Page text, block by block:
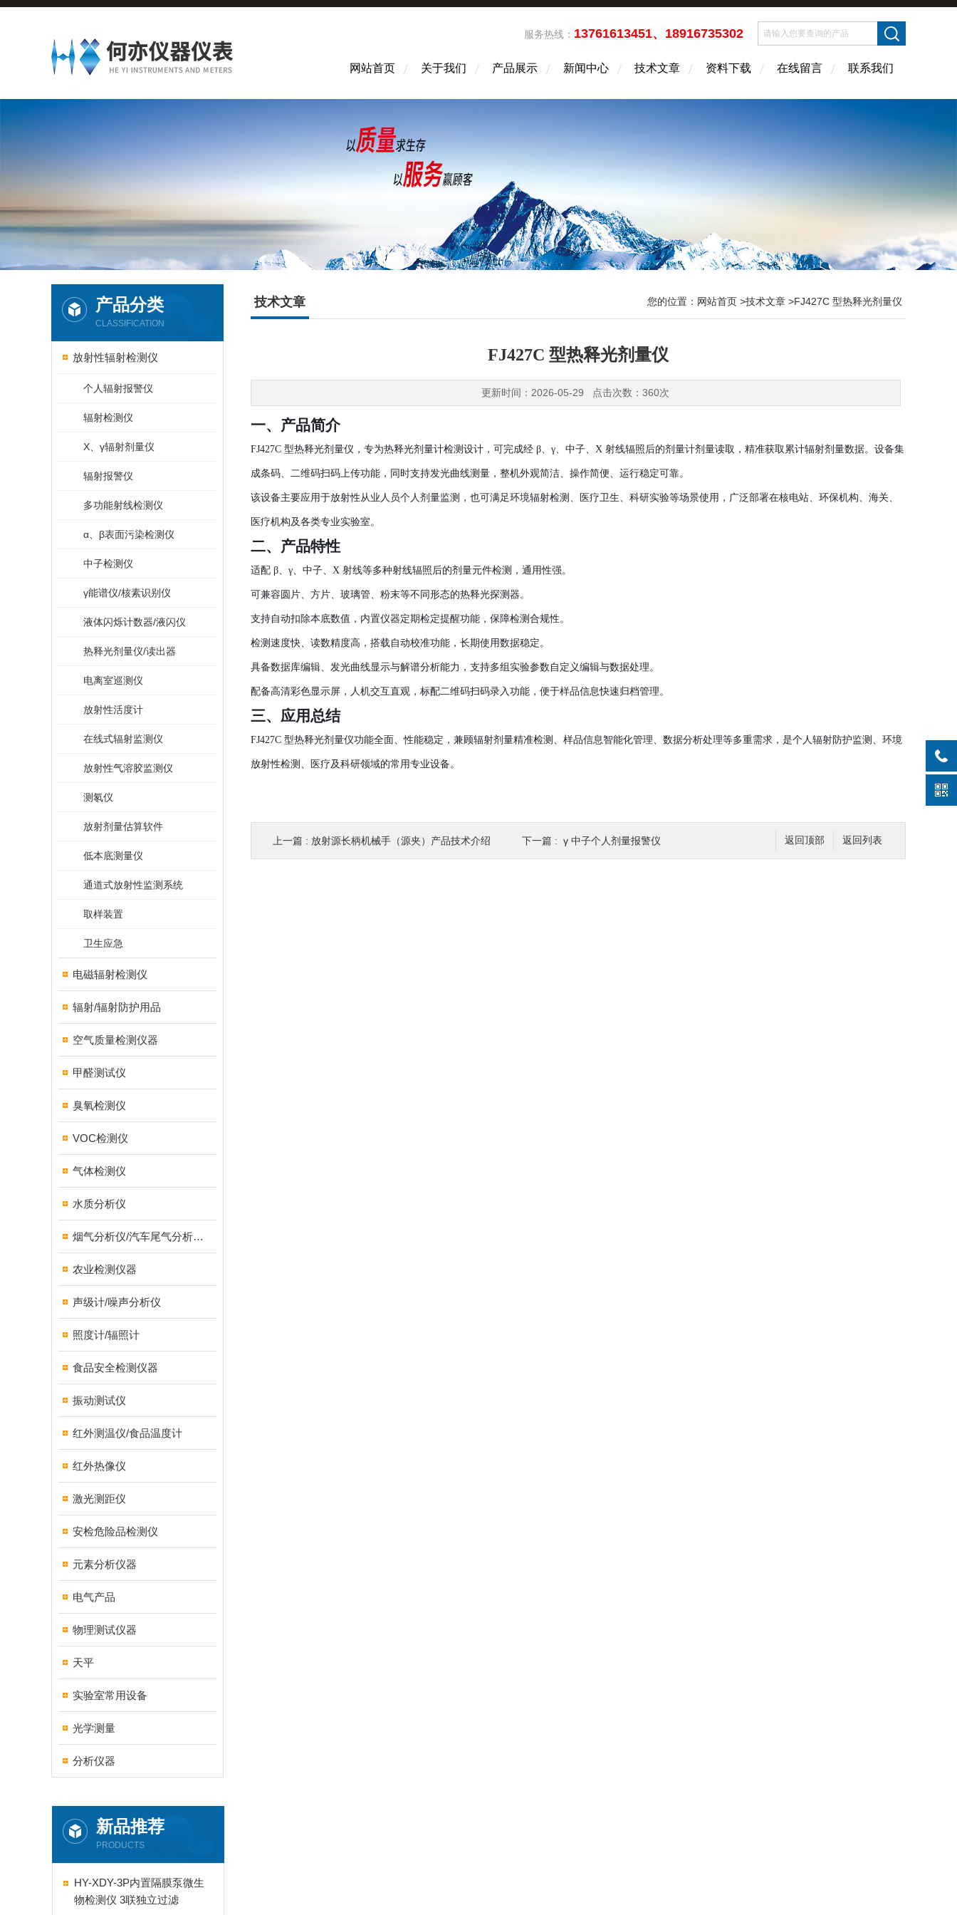
服务热线： 13761613451、18916735302
网站首页 关于我们 产品展示 新闻中心 技术文章 资料下载 在线留言 联系我们
产品分类
CLASSIFICATION
放射性辐射检测仪
个人辐射报警仪
辐射检测仪
X、γ辐射剂量仪
辐射报警仪
多功能射线检测仪
α、β表面污染检测仪
中子检测仪
γ能谱仪/核素识别仪
液体闪烁计数器/液闪仪
热释光剂量仪/读出器
电离室巡测仪
放射性活度计
在线式辐射监测仪
放射性气溶胶监测仪
测氡仪
放射剂量估算软件
低本底测量仪
通道式放射性监测系统
取样装置
卫生应急
电磁辐射检测仪
辐射/辐射防护用品
空气质量检测仪器
甲醛测试仪
臭氧检测仪
VOC检测仪
气体检测仪
水质分析仪
烟气分析仪/汽车尾气分析仪/转速表/汽车维修检测设备
农业检测仪器
声级计/噪声分析仪
照度计/辐照计
食品安全检测仪器
振动测试仪
红外测温仪/食品温度计
红外热像仪
激光测距仪
安检危险品检测仪
元素分析仪器
电气产品
物理测试仪器
天平
实验室常用设备
光学测量
分析仪器
新品推荐
PRODUCTS
HY-XDY-3P内置隔膜泵微生
物检测仪 3联独立过滤
技术文章 您的位置： 网站首页 >技术文章 >FJ427C 型热释光剂量仪
FJ427C 型热释光剂量仪
更新时间：2026-05-29 点击次数：360次
一、产品简介
FJ427C 型热释光剂量仪，专为热释光剂量计检测设计，可完成经 β、γ、中子、X 射线辐照后的剂量计剂量读取，精准获取累计辐射剂量数据。设备集
成条码、二维码扫码上传功能，同时支持发光曲线测量，整机外观简洁、操作简便、运行稳定可靠。
该设备主要应用于放射性从业人员个人剂量监测，也可满足环境辐射检测、医疗卫生、科研实验等场景使用，广泛部署在核电站、环保机构、海关、
医疗机构及各类专业实验室。
二、产品特性
适配 β、γ、中子、X 射线等多种射线辐照后的剂量元件检测，通用性强。
可兼容圆片、方片、玻璃管、粉末等不同形态的热释光探测器。
支持自动扣除本底数值，内置仪器定期检定提醒功能，保障检测合规性。
检测速度快、读数精度高，搭载自动校准功能，长期使用数据稳定。
具备数据库编辑、发光曲线显示与解谱分析能力，支持多组实验参数自定义编辑与数据处理。
配备高清彩色显示屏，人机交互直观，标配二维码扫码录入功能，便于样品信息快速归档管理。
三、应用总结
FJ427C 型热释光剂量仪功能全面、性能稳定，兼顾辐射剂量精准检测、样品信息智能化管理、数据分析处理等多重需求，是个人辐射防护监测、环境
放射性检测、医疗及科研领域的常用专业设备。
返回列表
返回顶部
上一篇 : 放射源长柄机械手（源夹）产品技术介绍 下一篇 : γ 中子个人剂量报警仪